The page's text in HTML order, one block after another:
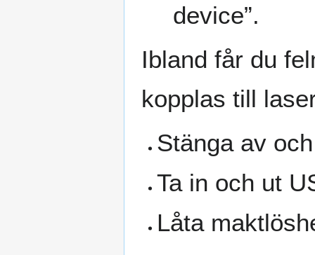
device”.
Ibland får du
kopplas till
Stänga av
Ta in och ut
Låta